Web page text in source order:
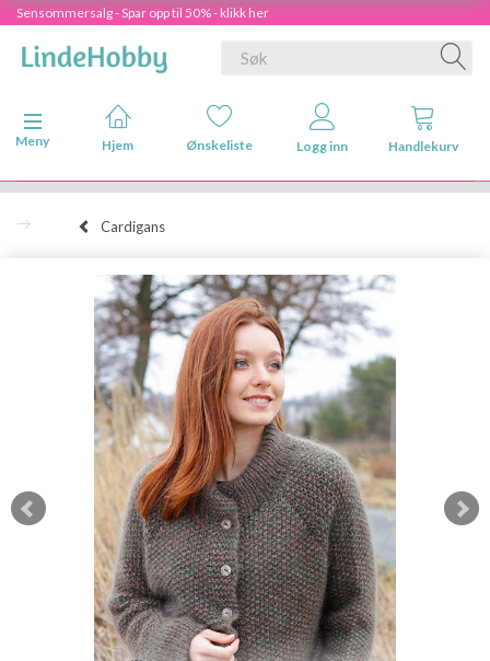
Sensommersalg - Spar opp til 50% - klikk her
Veksle navigasjon
Meny
Hjem Ønskeliste Logg inn Handlekurv
Cardigans